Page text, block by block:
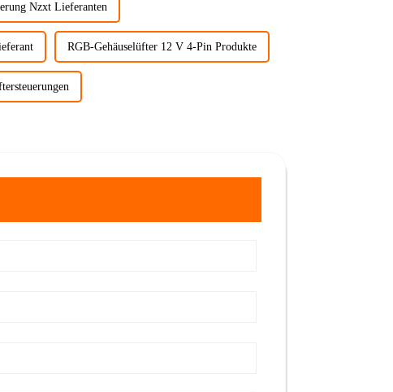
Nzxt Lieferanten
RGB-Gehäuselüfter 12 V 4-Pin Produkte